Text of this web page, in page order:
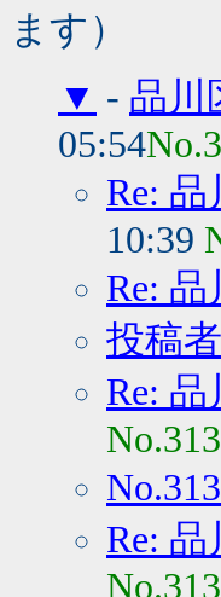
ます）
▼ - 品川
05:54
Re:
10:39
Re:
投稿
Re:
Re: